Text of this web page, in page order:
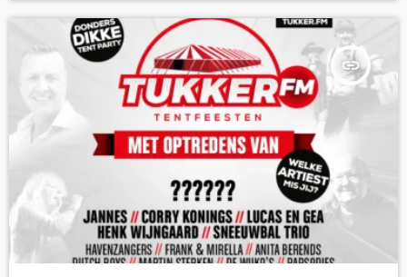
insert_link